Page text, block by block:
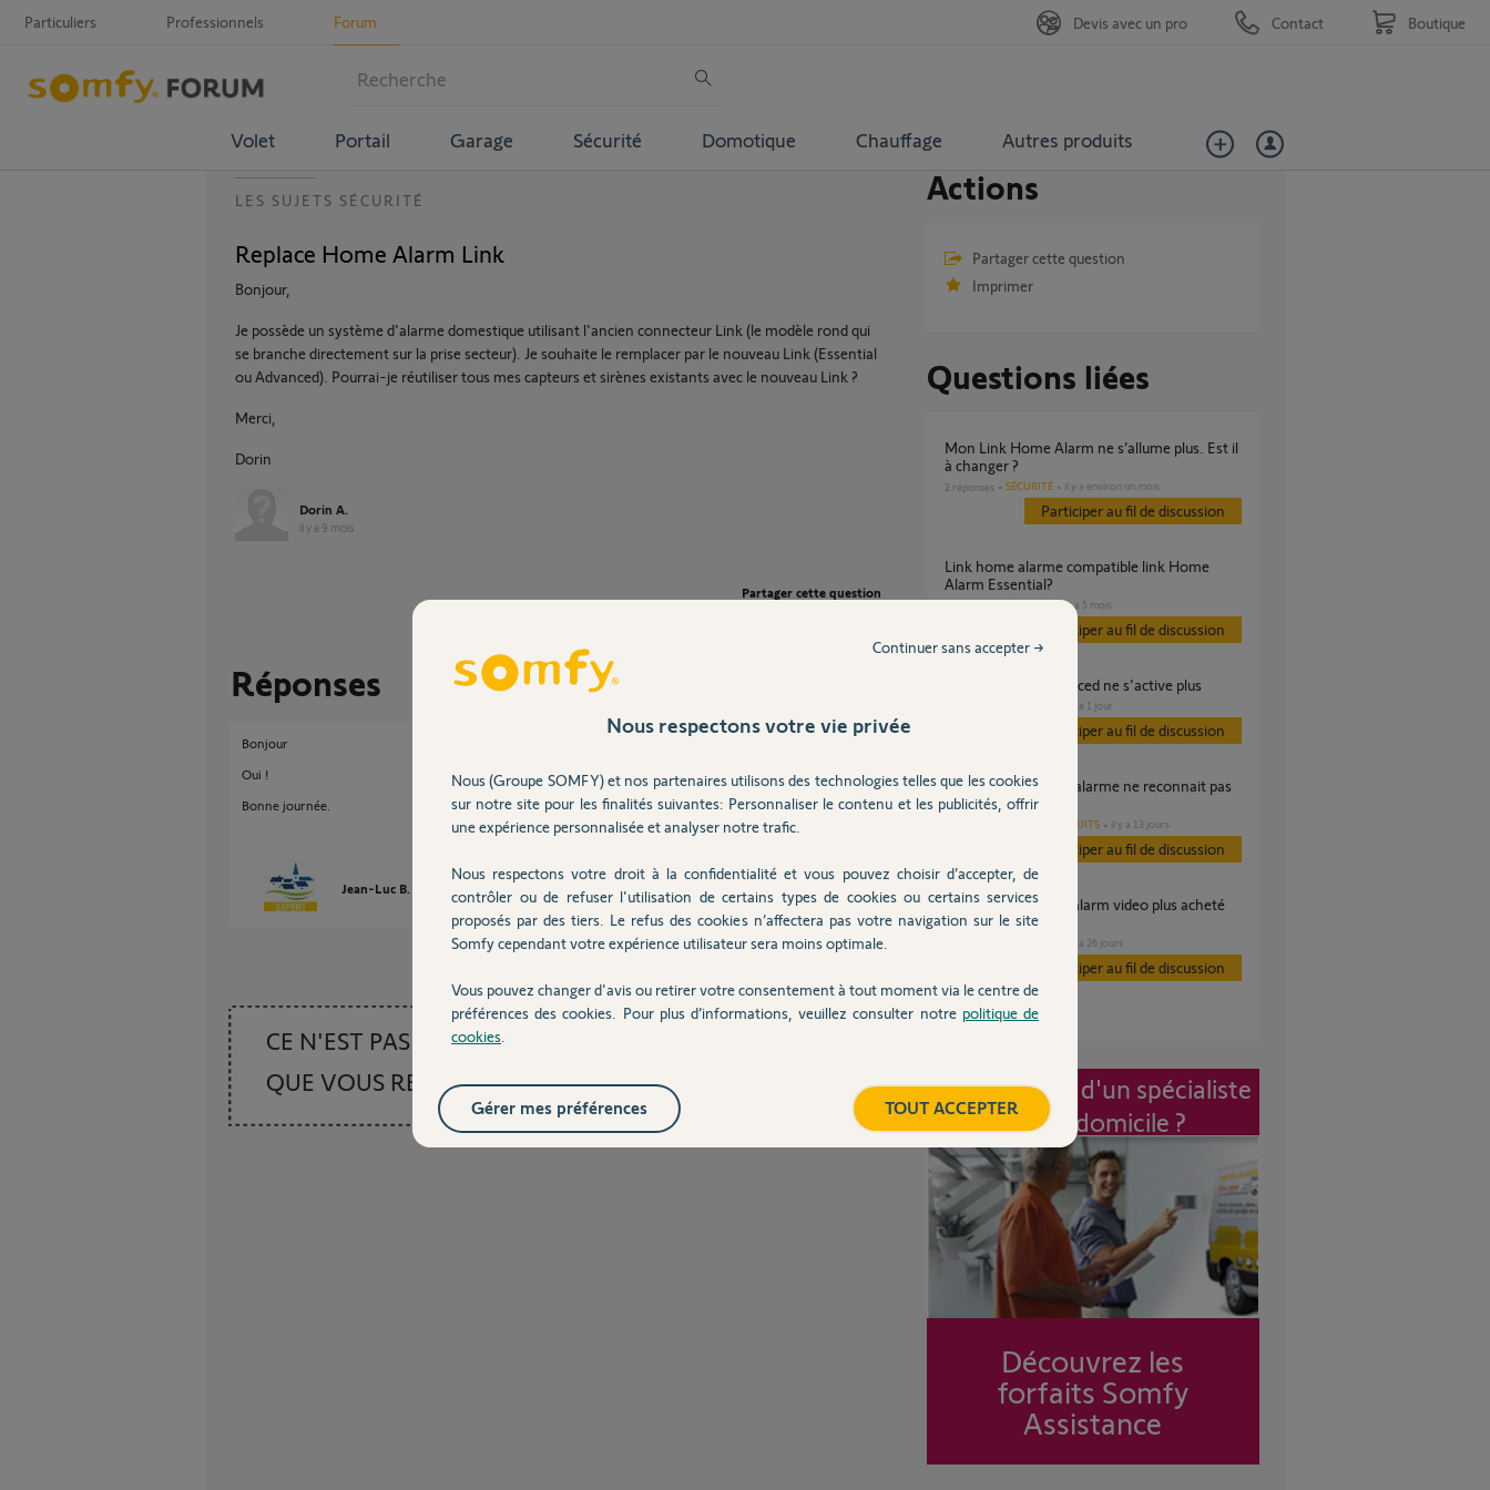
Particuliers Professionnels Forum
Volet Portail Garage Sécurité Domotique Chauffage Autres produits
Devis avec un pro Contact Boutique
LES SUJETS SÉCURITÉ
Replace Home Alarm Link
Bonjour,
Je possède un système d'alarme domestique utilisant l'ancien connecteur Link (le modèle rond qui
se branche directement sur la prise secteur). Je souhaite le remplacer par le nouveau Link (Essential
ou Advanced). Pourrai-je réutiliser tous mes capteurs et sirènes existants avec le nouveau Link ?
Merci,
Dorin
Dorin A.
il y a 9 mois
Partager cette question
Réponses
Bonjour
Oui !
Bonne journée.
Jean-Luc B. il y a 9 mois
CE N'EST PAS CE
QUE VOUS RECHERCHEZ
Actions
Partager cette question
Imprimer
Questions liées
Mon Link Home Alarm ne s’allume plus. Est il
à changer ?
2 réponses SÉCURITÉ il y a environ un mois
Participer au fil de discussion
link home alarme compatible link Home
Alarm Essential?
SÉCURITÉ il y a 5 mois
Participer au fil de discussion
Alarme home advanced ne s'active plus
il y a 1 jour
Participer au fil de discussion
Pourquoi le link de l'alarme ne reconnait pas
le reseau wifi?
AUTRES PRODUITS il y a 13 jours
Participer au fil de discussion
Link modele Home alarm video plus acheté
en 08 2020
il y a 26 jours
Participer au fil de discussion
Intervention d'un spécialiste
à mon domicile ?
Découvrez les
forfaits Somfy
Assistance
Nous respectons votre vie privée
Nous (Groupe SOMFY) et nos partenaires utilisons des technologies telles que les cookies
sur notre site pour les finalités suivantes: Personnaliser le contenu et les publicités, offrir
une expérience personnalisée et analyser notre trafic.
Nous respectons votre droit à la confidentialité et vous pouvez choisir d’accepter, de
contrôler ou de refuser l'utilisation de certains types de cookies ou certains services
proposés par des tiers. Le refus des cookies n’affectera pas votre navigation sur le site
Somfy cependant votre expérience utilisateur sera moins optimale.
Vous pouvez changer d'avis ou retirer votre consentement à tout moment via le centre de
préférences des cookies. Pour plus d’informations, veuillez consulter notre politique de
cookies
Continuer sans accepter →
TOUT ACCEPTER
Gérer mes préférences